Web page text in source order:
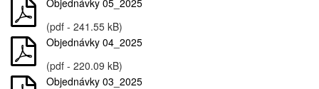
Objednávky 05_2025
(pdf - 241.55 kB)
Objednávky 04_2025
(pdf - 220.09 kB)
Objednávky 03_2025